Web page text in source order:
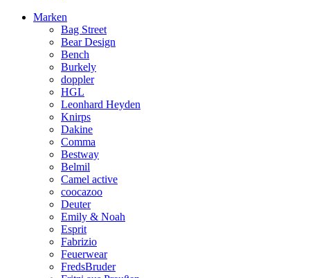
Marken
Bag Street
Bear Design
Bench
Burkely
doppler
HGL
Leonhard Heyden
Knirps
Dakine
Comma
Bestway
Belmil
Camel active
coocazoo
Deuter
Emily & Noah
Esprit
Fabrizio
Feuerwear
FredsBruder